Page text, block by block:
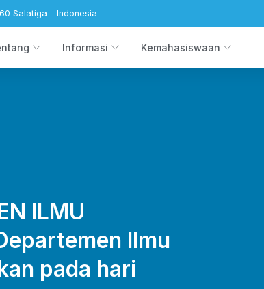
Salatiga - Indonesia
Informasi Kemahasiswaan
ILMU
Ilmu
pada hari